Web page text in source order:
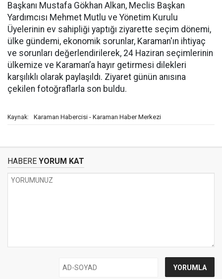
Başkanı Mustafa Gökhan Alkan, Meclis Başkan
Yardımcısı Mehmet Mutlu ve Yönetim Kurulu
Üyelerinin ev sahipliği yaptığı ziyarette seçim dönemi,
ülke gündemi, ekonomik sorunlar, Karaman'ın ihtiyaç
ve sorunları değerlendirilerek, 24 Haziran seçimlerinin
ülkemize ve Karaman’a hayır getirmesi dilekleri
karşılıklı olarak paylaşıldı. Ziyaret günün anısına
çekilen fotoğraflarla son buldu.
Kaynak: Karaman Habercisi - Karaman Haber Merkezi
HABERE YORUM KAT